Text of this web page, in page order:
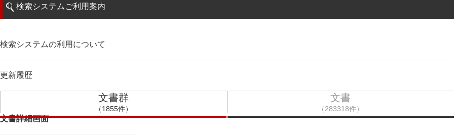
検索システムご利用案内
検索システムの利用について
更新履歴
文書群
（1855件）
文書
（283318件）
文書詳細画面